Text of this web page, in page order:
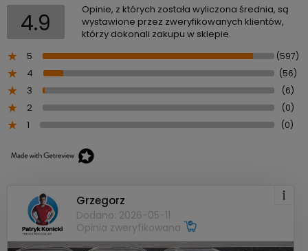
4.9
Opinie, z których została wyliczona średnia, są
wystawione przez zweryfikowanych klientów,
którzy dokonali zakupu w sklepie.
5
(597)
4 (56)
3 (6)
2 (0)
1 (0)
Grzegorz
Dodano: 2026-05-11
Opinia zweryfikowana